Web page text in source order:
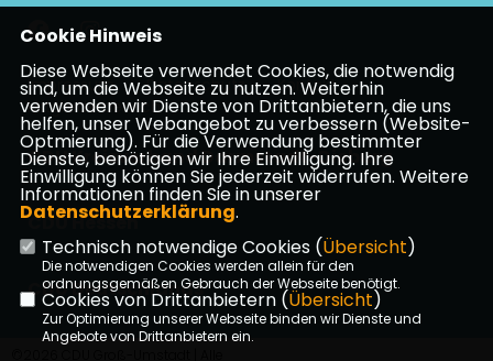
Impressum Datenschutz
Kontakt
Mitgliederbereich
CDU Kreisverband Darmstadt-Dieburg
CDU Hessen
CDU Deutschlands
Cookie Hinweis
Diese Webseite verwendet Cookies, die notwendig
sind, um die Webseite zu nutzen. Weiterhin
verwenden wir Dienste von Drittanbietern, die uns
helfen, unser Webangebot zu verbessern (Website-
Optmierung). Für die Verwendung bestimmter
Dienste, benötigen wir Ihre Einwilligung. Ihre
Einwilligung können Sie jederzeit widerrufen. Weitere
Informationen finden Sie in unserer
Datenschutzerklärung.
Technisch notwendige Cookies (Übersicht)
Die notwendigen Cookies werden allein für den
ordnungsgemäßen Gebrauch der Webseite benötigt.
Cookies von Drittanbietern (Übersicht)
Zur Optimierung unserer Webseite binden wir Dienste und
Angebote von Drittanbietern ein.